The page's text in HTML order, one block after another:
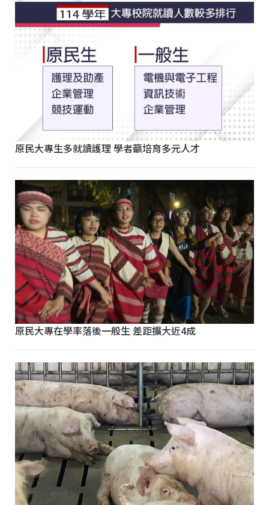
原民大專生多就讀護理 學者籲培育多元人才
原民大專在學率落後一般生 差距擴大近4成